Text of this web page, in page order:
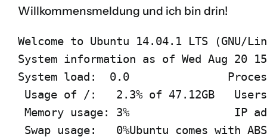
Willkommensmeldung und ich bin drin!
Welcome to Ubuntu 14.04.1 LTS (GNU/
System information as of Wed Aug 20
System load:  0.0
Usage of /:   2.3% of 47.12GB
Memory usage: 3%                IP
Swap usage:   0%Ubuntu comes with